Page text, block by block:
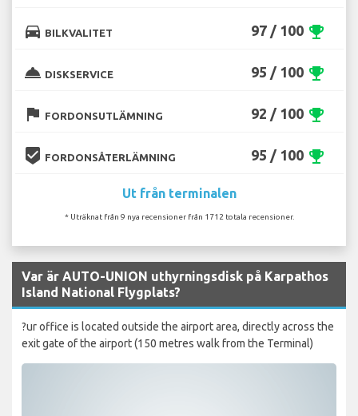
directions_car BILKVALITET 97 / 100 emoji_events
room_service DISKSERVICE 95 / 100 emoji_events
flag FORDONSUTLÄMNING 92 / 100 emoji_events
beenhere FORDONSÅTERLÄMNING 95 / 100 emoji_events
Ut från terminalen
* Uträknat från 9 nya recensioner från 1712 totala recensioner.
Var är AUTO-UNION uthyrningsdisk på Karpathos
Island National Flygplats?
?ur office is located outside the airport area, directly across the
exit gate of the airport (150 metres walk from the Terminal)